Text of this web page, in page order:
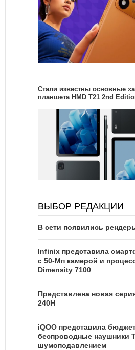
Стали известны основные
планшета HMD T21 2nd
ВЫБОР РЕДАКЦИИ
В сети появились
Infinix представила
с 50-Мп камерой и
Dimensity 7100
Представлена новая
240H
iQOO представила
беспроводные наушники
шумоподавлением